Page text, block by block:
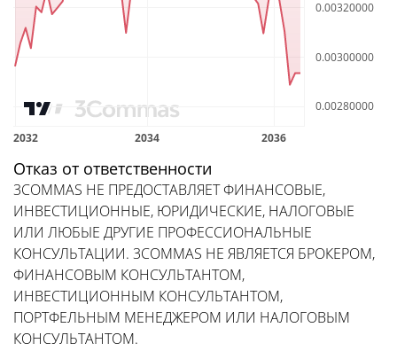
Отказ от ответственности
3COMMAS НЕ ПРЕДОСТАВЛЯЕТ ФИНАНСОВЫЕ,
ИНВЕСТИЦИОННЫЕ, ЮРИДИЧЕСКИЕ, НАЛОГОВЫЕ
ИЛИ ЛЮБЫЕ ДРУГИЕ ПРОФЕССИОНАЛЬНЫЕ
КОНСУЛЬТАЦИИ. 3COMMAS НЕ ЯВЛЯЕТСЯ БРОКЕРОМ,
ФИНАНСОВЫМ КОНСУЛЬТАНТОМ,
ИНВЕСТИЦИОННЫМ КОНСУЛЬТАНТОМ,
ПОРТФЕЛЬНЫМ МЕНЕДЖЕРОМ ИЛИ НАЛОГОВЫМ
КОНСУЛЬТАНТОМ.